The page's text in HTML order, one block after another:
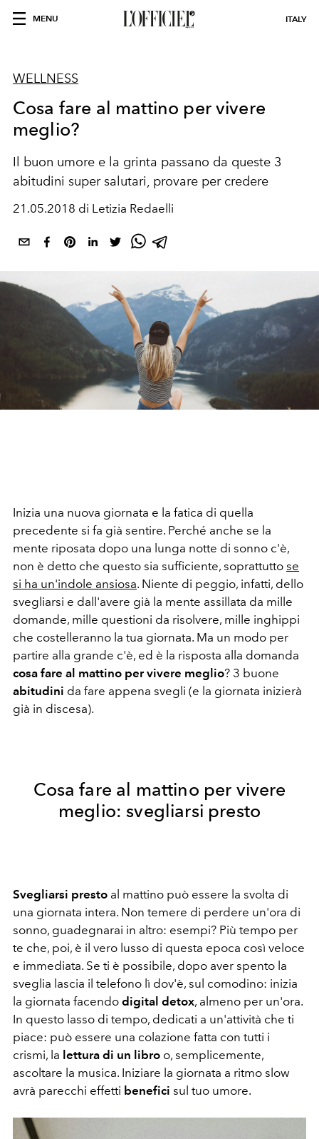
MENU ITALY
WELLNESS
Cosa fare al mattino per vivere
meglio?
Il buon umore e la grinta passano da queste 3
abitudini super salutari, provare per credere
21.05.2018 di Letizia Redaelli
Inizia una nuova giornata e la fatica di quella
precedente si fa già sentire. Perché anche se la
mente riposata dopo una lunga notte di sonno c'è,
non è detto che questo sia sufficiente, soprattutto se
si ha un'indole ansiosa. Niente di peggio, infatti, dello
svegliarsi e dall'avere già la mente assillata da mille
domande, mille questioni da risolvere, mille inghippi
che costelleranno la tua giornata. Ma un modo per
partire alla grande c'è, ed è la risposta alla domanda
cosa fare al mattino per vivere meglio? 3 buone
abitudini da fare appena svegli (e la giornata inizierà
già in discesa).
Cosa fare al mattino per vivere
meglio: svegliarsi presto
Svegliarsi presto al mattino può essere la svolta di
una giornata intera. Non temere di perdere un'ora di
sonno, guadegnarai in altro: esempi? Più tempo per
te che, poi, è il vero lusso di questa epoca così veloce
e immediata. Se ti è possibile, dopo aver spento la
sveglia lascia il telefono lì dov'è, sul comodino: inizia
la giornata facendo digital detox, almeno per un'ora.
In questo lasso di tempo, dedicati a un'attività che ti
piace: può essere una colazione fatta con tutti i
crismi, la lettura di un libro o, semplicemente,
ascoltare la musica. Iniziare la giornata a ritmo slow
avrà parecchi effetti benefici sul tuo umore.